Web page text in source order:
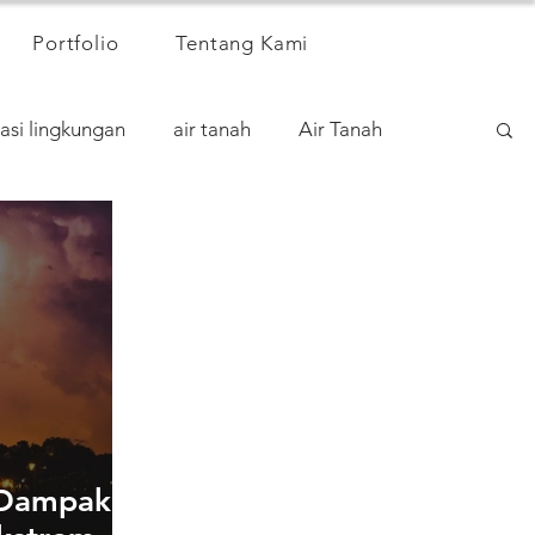
Portfolio Tentang Kami
lingkungan air tanah Air Tanah